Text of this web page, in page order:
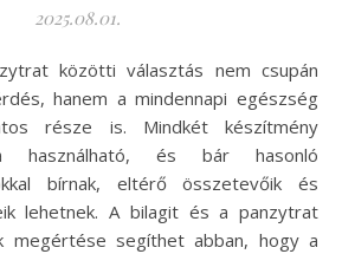
2025.08.01.
hanem a mindennapi egészség
része is. Mindkét készítmény
használható, és bár hasonló
bírnak, eltérő összetevőik és
lehetnek. A bilagit és a panzytrat
megértése segíthet abban, hogy a